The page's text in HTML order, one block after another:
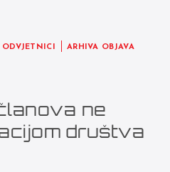
ODVJETNICI ARHIVA OBJAVA
ne
društva